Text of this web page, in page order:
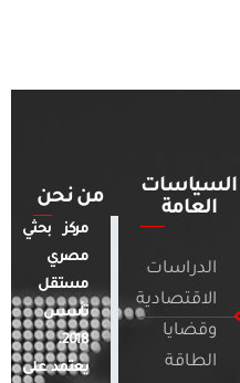
السياسات
العامة
الدراسات
الاقتصادية
وقضايا
الطاقة
من نحن
مركز بحثي
مصري
مستقل
تأسس
2018.
يعتمد على